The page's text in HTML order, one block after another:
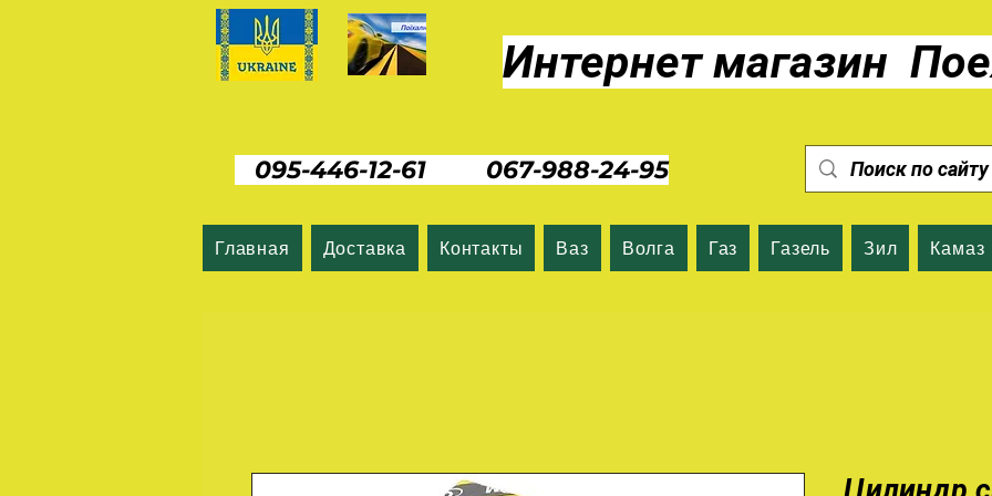
Интернет магазин
095-446-12-61 067-988-24-95
Главная Доставка Контакты Ваз Волга Газ Газель Зил Камаз